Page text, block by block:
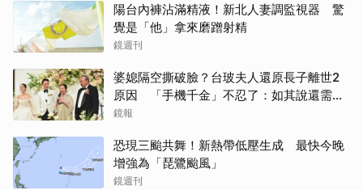
陽台內褲沾滿精液！新北人妻調監視器 驚
覺是「他」拿來磨蹭射精
鏡週刊
婆媳隔空撕破臉？台玻夫人還原長子離世2
原因 「手機千金」不忍了：如其說還需要
離開嗎？
鏡報
恐現三颱共舞！新熱帶低壓生成 最快今晚
增強為「琵鷺颱風」
鏡週刊